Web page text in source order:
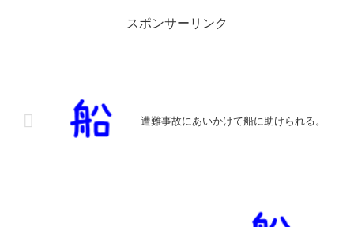
スポンサーリンク
遭難事故にあいかけて船に助けられる。